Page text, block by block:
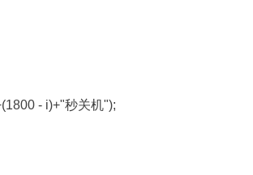
- i)+"秒关机");